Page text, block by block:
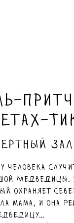
зал
человека
Медведицы.
охраняет
мама, и она